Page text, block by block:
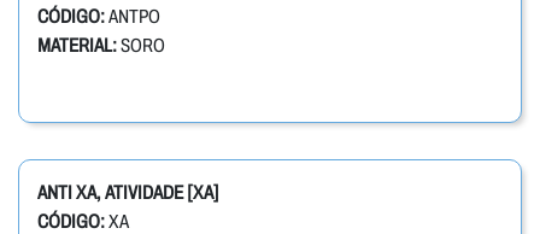
CÓDIGO:ANTPO
MATERIAL:SORO
ANTI XA, ATIVIDADE [XA]
CÓDIGO:XA